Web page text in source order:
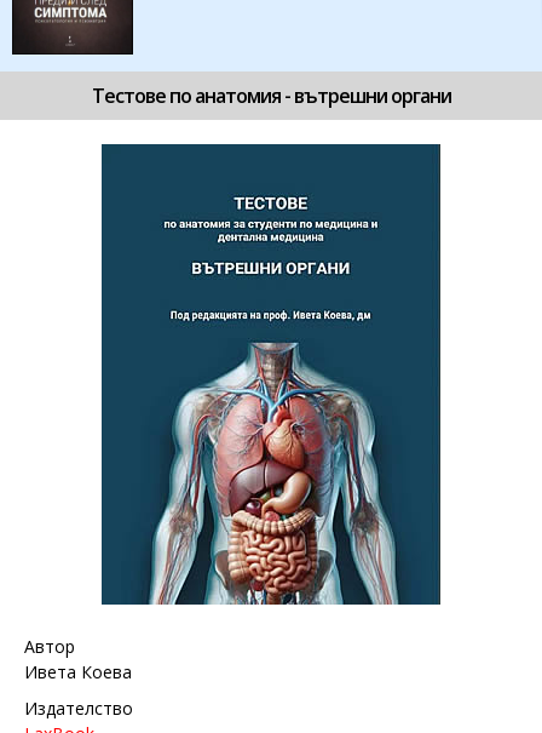
Тестове по анатомия - вътрешни органи
Автор
Ивета Коева
Издателство